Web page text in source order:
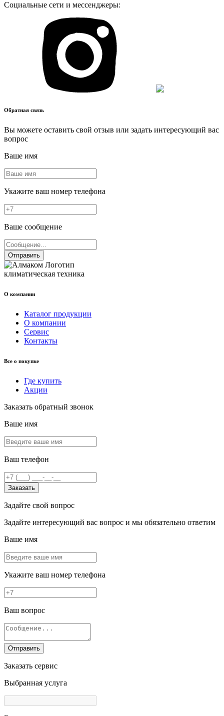
Социальные сети и мессенджеры:
Обратная связь
Вы можете оставить свой отзыв или задать интересующий вас
вопрос
Ваше имя
Укажите ваш номер телефона
Ваше сообщение
Отправить
климатическая техника
О компании
Каталог продукции
О компании
Сервис
Контакты
Все о покупке
Где купить
Акции
Заказать обратный звонок
Ваше имя
Ваш телефон
Заказать
Задайте свой вопрос
Задайте интересующий вас вопрос и мы обязательно ответим
Ваше имя
Укажите ваш номер телефона
Ваш вопрос
Отправить
Заказать сервис
Выбранная услуга